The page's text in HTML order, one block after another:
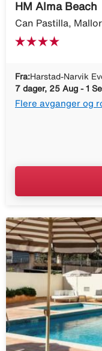
HM Alma Beach
Can Pastilla,
Fra:Harstad-Narvik
7 dager, 25 Aug - 1
Flere avganger og